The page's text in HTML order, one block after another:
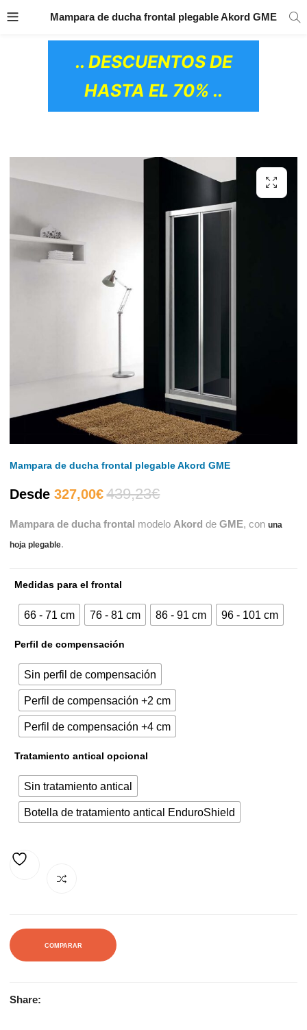
PRODUCTOS
.. DESCUENTOS DE
HASTA EL 70% ..
Mampara de ducha frontal plegable Akord GME
Mampara de ducha frontal plegable Akord GME
Desde 327,00€El
precio
327,00€.
439,23€El
precio
439,23€.
Mampara de ducha frontal modelo Akord deGME, conuna
hoja plegable.
Medidas para el frontal
66 - 71 cm 76 - 81 cm 86 - 91 cm 96 - 101 cm
Perfil de compensación
Sin perfil de compensación
Perfil de compensación +2 cm
Perfil de compensación +4 cm
Tratamiento antical opcional
Sin tratamiento antical
Botella de tratamiento antical EnduroShield
COMPARAR
Share: